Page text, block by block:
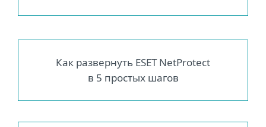
Как развернуть ESET NetProtect
в 5 простых шагов